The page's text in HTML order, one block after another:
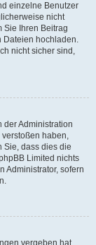
einzelne Benutzer
nicht
Sie Ihren Beitrag
Dateien hochladen.
nicht sicher sind,
der Administration
haben,
Sie, dass dies die
Limited nichts
Administrator, sofern
vergeben hat,